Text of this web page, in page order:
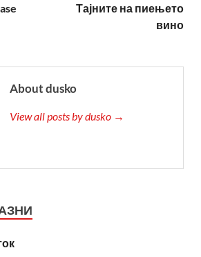
Тајните на пиењето
вино
About dusko
View all posts by dusko →